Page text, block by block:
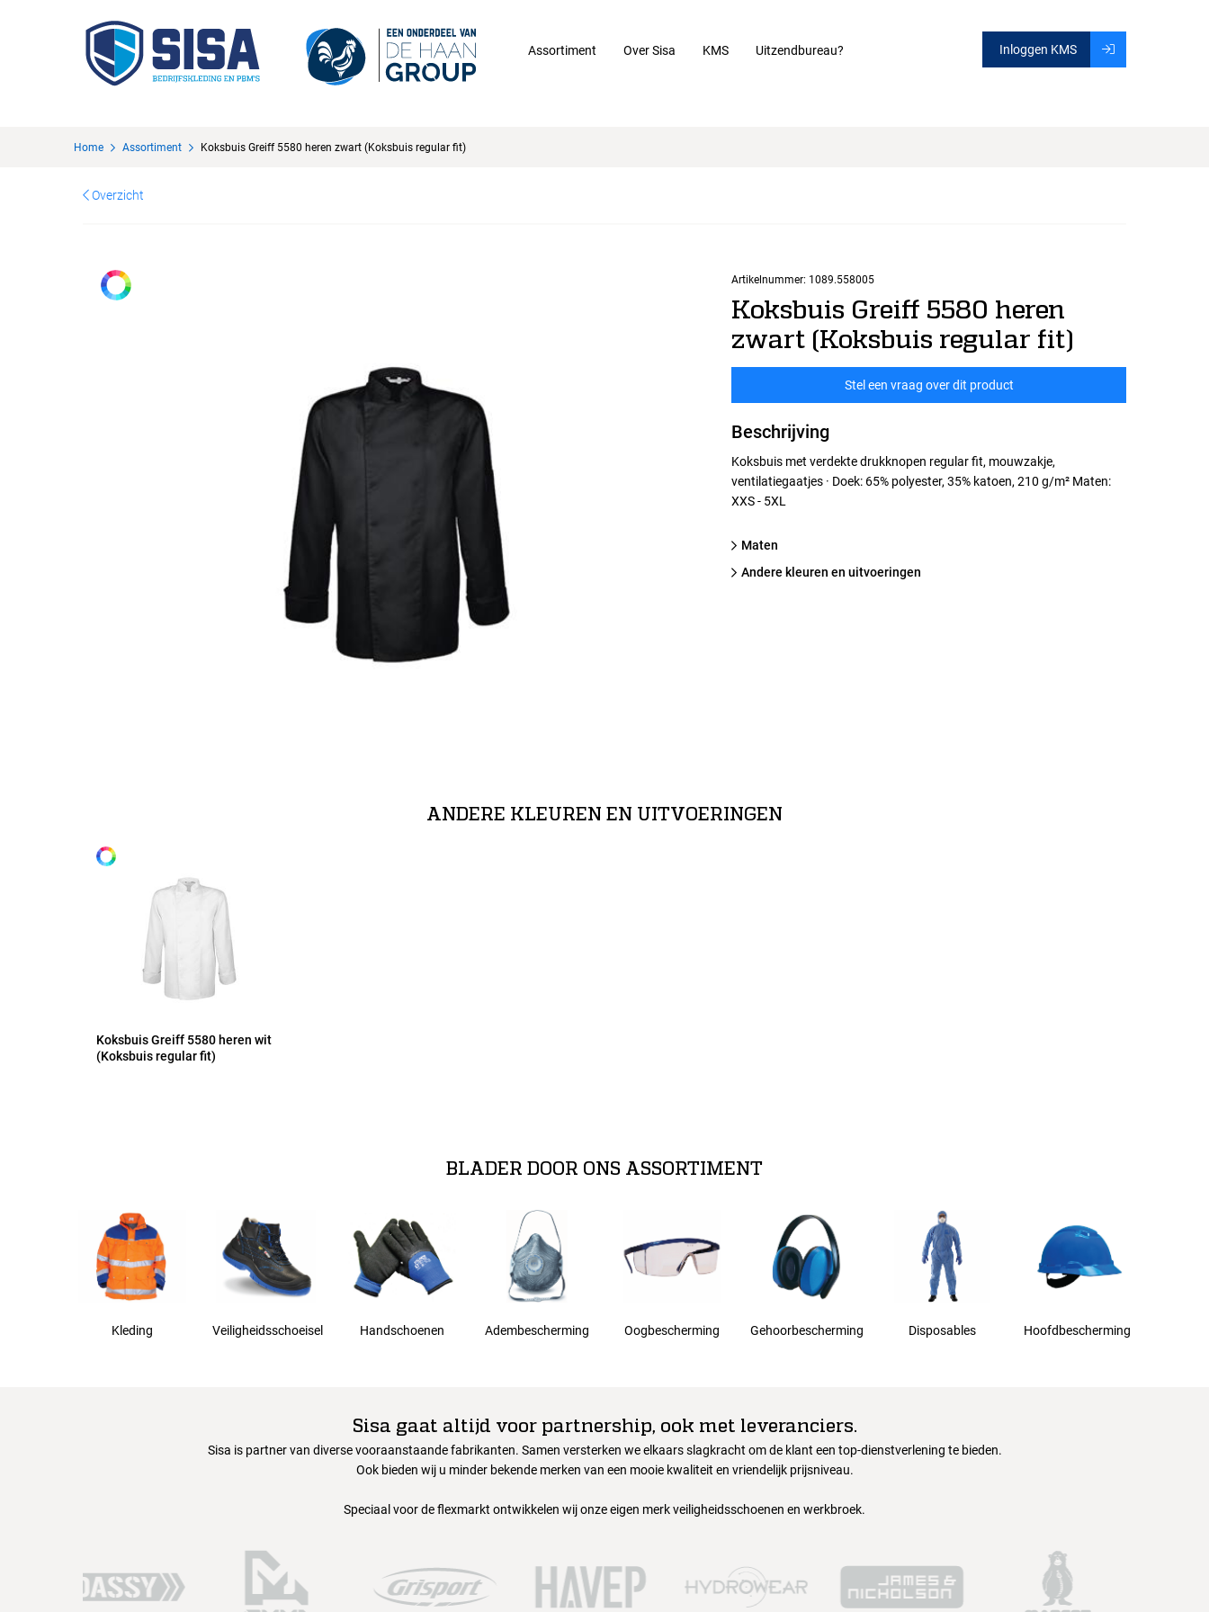
Assortiment Over Sisa KMS Uitzendbureau? Inloggen KMS
Home Assortiment Koksbuis Greiff 5580 heren zwart (Koksbuis regular fit)
Overzicht
Artikelnummer: 1089.558005
Koksbuis Greiff 5580 heren
zwart (Koksbuis regular fit)
Stel een vraag over dit product
Beschrijving
Koksbuis met verdekte drukknopen regular fit, mouwzakje,
ventilatiegaatjes · Doek: 65% polyester, 35% katoen, 210 g/m² Maten:
XXS - 5XL
Maten
Andere kleuren en uitvoeringen
XS
4XL
5XL
Alle maten
ANDERE KLEUREN EN UITVOERINGEN
Koksbuis Greiff 5580 heren wit
(Koksbuis regular fit)
BLADER DOOR ONS ASSORTIMENT
Kleding Veiligheidsschoeisel Handschoenen Adembescherming Oogbescherming Gehoorbescherming Disposables Hoofdbescherming
Sisa gaat altijd voor partnership, ook met leveranciers.
Sisa is partner van diverse vooraanstaande fabrikanten. Samen versterken we elkaars slagkracht om de klant een top-dienstverlening te bieden.
Ook bieden wij u minder bekende merken van een mooie kwaliteit en vriendelijk prijsniveau.
Speciaal voor de flexmarkt ontwikkelen wij onze eigen merk veiligheidsschoenen en werkbroek.